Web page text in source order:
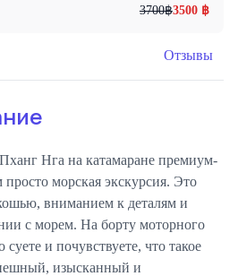
3700฿3500 ฿
Отзывы
Нга на катамаране премиум-
просто морская экскурсия. Это
вниманием к деталям и
с морем. На борту моторного
суете и почувствуете, что такое
изысканный и